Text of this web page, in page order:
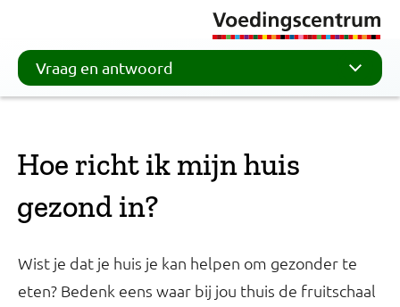
Vraag en antwoord
Hoe richt ik mijn huis
gezond in?
Wist je dat je huis je kan helpen om gezonder te
eten? Bedenk eens waar bij jou thuis de fruitschaal